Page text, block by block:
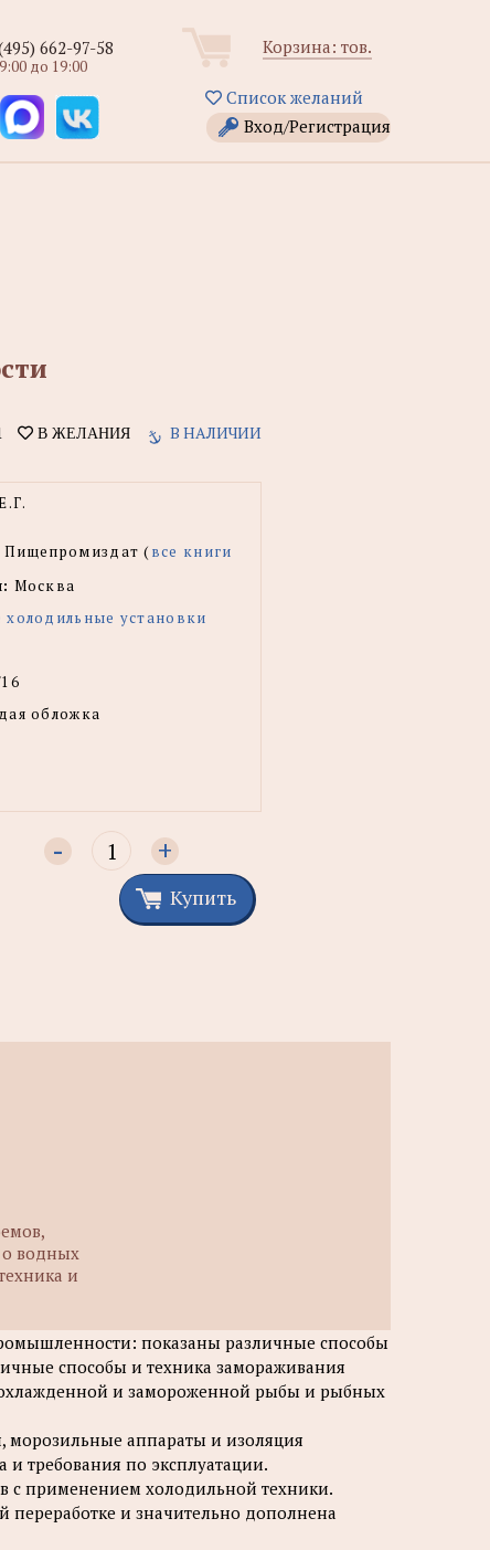
Корзина: тов.
Список желаний
Вход/Регистрация
662-97-58
до 19:00
В ЖЕЛАНИЯ В НАЛИЧИИ
Пищепромиздат (все книги
Москва
установки
обложка
- +
Купить
о водных
и
показаны различные способы
способы и техника замораживания
охлажденной и замороженной рыбы и рыбных
аппараты и изоляция
требования по эксплуатации.
с применением холодильной техники.
и значительно дополнена